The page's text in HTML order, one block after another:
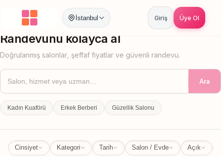
İstanbul Giriş Üye Ol
İstanbul
Randevunu kolayca al
Doğrulanmış salonlar, şeffaf fiyatlar ve güvenli randevu.
Ara
Kadın Kuaförü Erkek Berberi Güzellik Salonu
Cinsiyet Kategori Tarih Salon / Evde Açık